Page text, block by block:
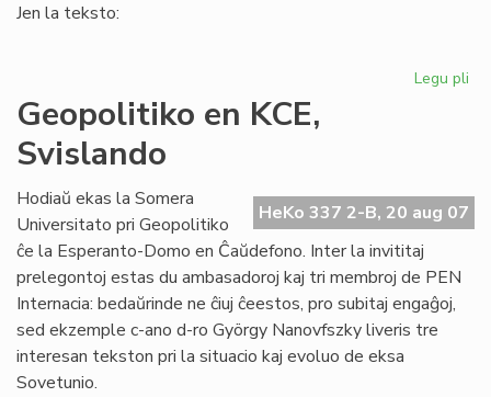
Jen la teksto:
Legu pli
Geopolitiko en KCE,
Svislando
HeKo 337 2-B, 20 aug 07
Hodiaŭ ekas la Somera
Universitato pri Geopolitiko
ĉe la Esperanto-Domo en Ĉaŭdefono. Inter la invititaj
prelegontoj estas du ambasadoroj kaj tri membroj de PEN
Internacia: bedaŭrinde ne ĉiuj ĉeestos, pro subitaj engaĝoj,
sed ekzemple c-ano d-ro György Nanovfszky liveris tre
interesan tekston pri la situacio kaj evoluo de eksa
Sovetunio.